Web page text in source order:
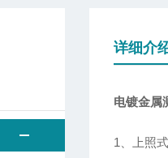
详细介
电镀金属
1、上照式